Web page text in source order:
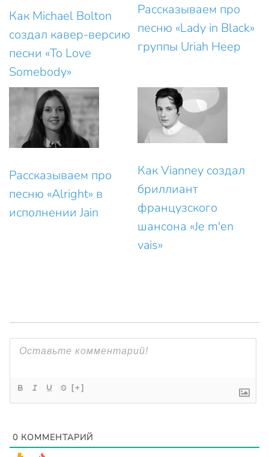
Как Michael Bolton
создал кавер-версию
песни «To Love
Somebody»
Рассказываем про
песню «Lady in Black»
группы Uriah Heep
Рассказываем про
песню «Alright» в
исполнении Jain
Как Vianney создал
бриллиант
французского
шансона «Je m'en
vais»
[+]
0 КОММЕНТАРИЙ